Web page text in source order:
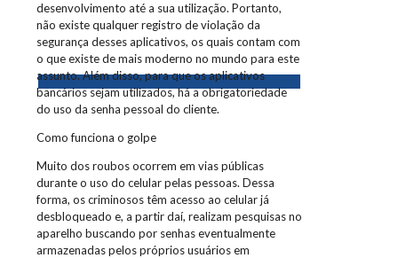
desenvolvimento até a sua utilização. Portanto,
não existe qualquer registro de violação da
segurança desses aplicativos, os quais contam com
o que existe de mais moderno no mundo para este
assunto. Além disso, para que os aplicativos
bancários sejam utilizados, há a obrigatoriedade
do uso da senha pessoal do cliente.
Como funciona o golpe
Muito dos roubos ocorrem em vias públicas
durante o uso do celular pelas pessoas. Dessa
forma, os criminosos têm acesso ao celular já
desbloqueado e, a partir daí, realizam pesquisas no
aparelho buscando por senhas eventualmente
armazenadas pelos próprios usuários em